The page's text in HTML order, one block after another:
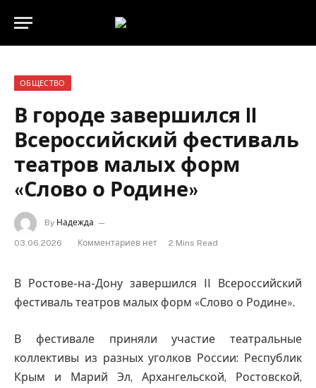
ОБЩЕСТВО
В городе завершился II
Всероссийский фестиваль
театров малых форм
«Слово о Родине»
By Надежда
03.06.2026 Комментариев нет 2 Mins Read
В Ростове-на-Дону завершился II Всероссийский
фестиваль театров малых форм «Слово о Родине».
В фестивале приняли участие театральные
коллективы из разных уголков России: Республик
Крым и Марий Эл, Архангельской, Ростовской,